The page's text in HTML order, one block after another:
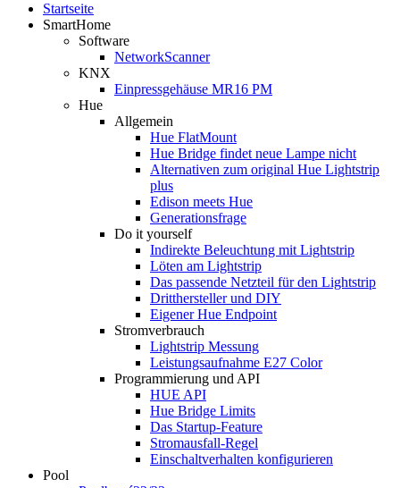
Startseite
SmartHome
Software
NetworkScanner
KNX
Einpressgehäuse MR16 PM
Hue
Allgemein
Hue FlatMount
Hue Bridge findet neue Lampe nicht
Alternativen zum original Hue Lightstrip
plus
Edison meets Hue
Generationsfrage
Do it yourself
Indirekte Beleuchtung mit Lightstrip
Löten am Lightstrip
Das passende Netzteil für den Lightstrip
Dritthersteller und DIY
Eigener Hue Endpoint
Stromverbrauch
Lightstrip Messung
Leistungsaufnahme E27 Color
Programmierung und API
HUE API
Hue Bridge Limits
Das Startup-Feature
Stromausfall-Regel
Einschaltverhalten konfigurieren
Pool